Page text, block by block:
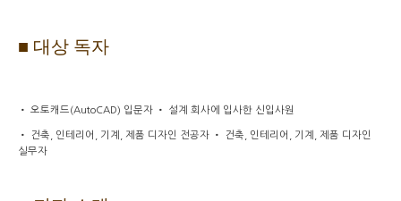
■ 대상 독자
• 오토캐드(AutoCAD) 입문자 • 설계 회사에 입사한 신입사원
• 건축 인테리어 기계 제품 디자인 전공자 • 건축 인테리어 기계
제품 디자인
실무자